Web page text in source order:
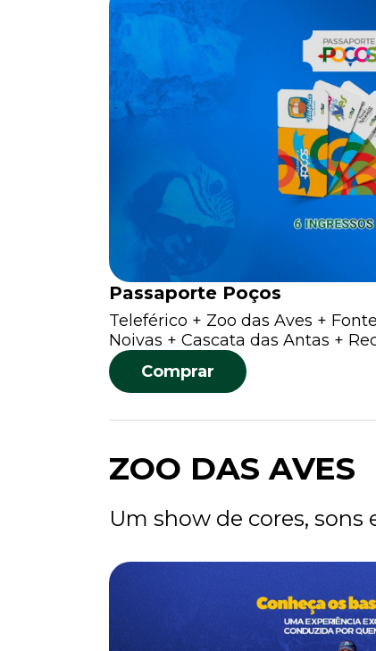
Passaporte Poços
Teleférico + Zoo das Aves +
Noivas + Cascata das Antas +
Comprar
ZOO DAS AVES
Um show de cores, sons